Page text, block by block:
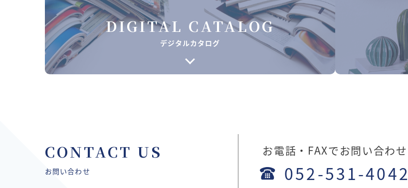
DIGITAL CATALOG
デジタルカタログ
CONTACT US
お問い合わせ
お電話・FAXでお問い合わせ
052-531-4042